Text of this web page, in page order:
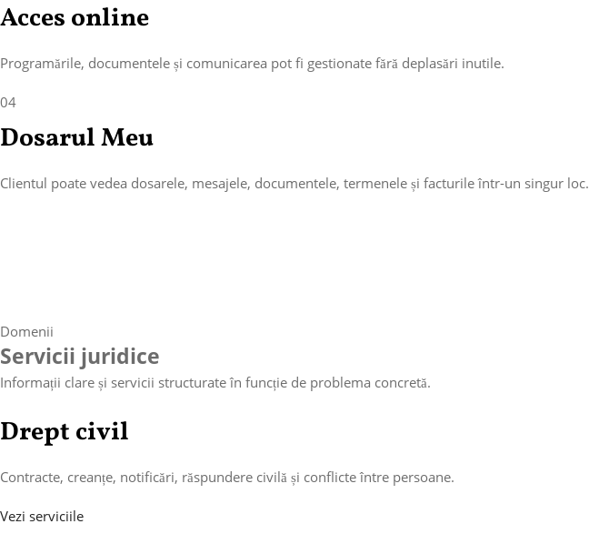
Acces online
Programările, documentele și comunicarea pot fi gestionate fără deplasări inutile.
04
Dosarul Meu
Clientul poate vedea dosarele, mesajele, documentele, termenele și facturile într-un singur loc.
Domenii
Servicii juridice
Informații clare și servicii structurate în funcție de problema concretă.
Drept civil
Contracte, creanțe, notificări, răspundere civilă și conflicte între persoane.
Vezi serviciile